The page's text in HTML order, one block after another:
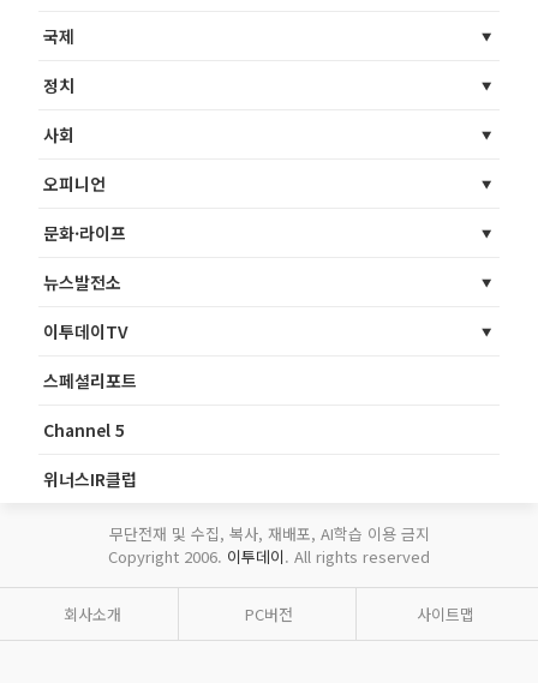
국제
정치
사회
오피니언
문화·라이프
뉴스발전소
이투데이TV
스페셜리포트
Channel 5
위너스IR클럽
무단전재 및 수집, 복사, 재배포, AI학습 이용 금지
Copyright 2006. 이투데이. All rights reserved
회사소개 PC버전 사이트맵